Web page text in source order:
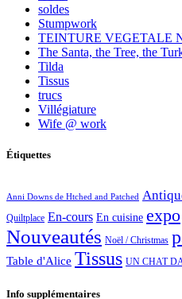
soldes
Stumpwork
TEINTURE VEGETALE
The Santa, the Tree, the
Tilda
Tissus
trucs
Villégiature
Wife @ work
Étiquettes
Anni Downs de Htched and Patched
Quiltplace En-cours En cuisine expo
Nouveautés Noël / Christmas
Table d'Alice Tissus UN CHAT
Info supplémentaires